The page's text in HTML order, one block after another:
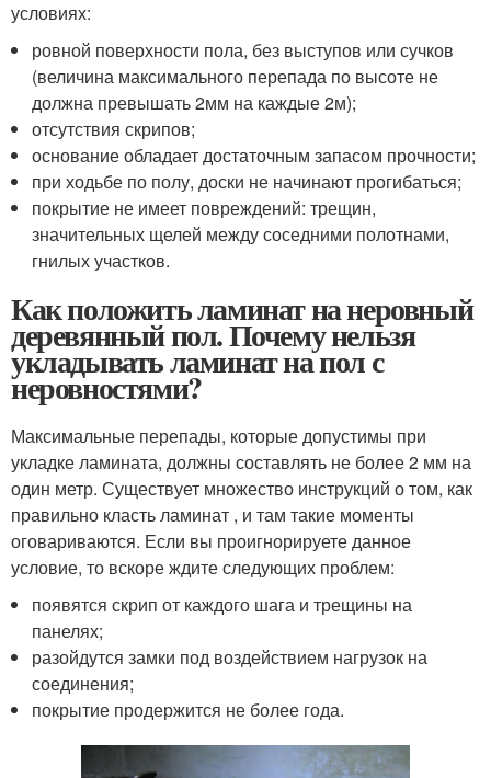
условиях:
ровной поверхности пола, без выступов или сучков
(величина максимального перепада по высоте не
должна превышать 2мм на каждые 2м);
отсутствия скрипов;
основание обладает достаточным запасом прочности;
при ходьбе по полу, доски не начинают прогибаться;
покрытие не имеет повреждений: трещин,
значительных щелей между соседними полотнами,
гнилых участков.
Как положить ламинат на неровный
деревянный пол. Почему нельзя
укладывать ламинат на пол с
неровностями?
Максимальные перепады, которые допустимы при
укладке ламината, должны составлять не более 2 мм на
один метр. Существует множество инструкций о том, как
правильно класть ламинат , и там такие моменты
оговариваются. Если вы проигнорируете данное
условие, то вскоре ждите следующих проблем:
появятся скрип от каждого шага и трещины на
панелях;
разойдутся замки под воздействием нагрузок на
соединения;
покрытие продержится не более года.